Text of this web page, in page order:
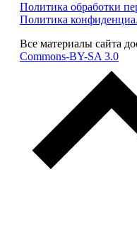
Политика обработки
Политика
Все материалы сайта
Commons-BY-SA 3.0